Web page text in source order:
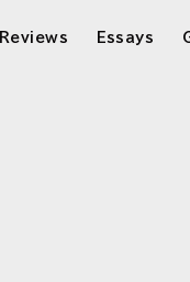
Reviews Essays